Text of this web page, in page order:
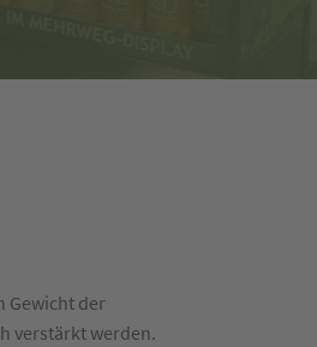
Gewicht der
verstärkt werden.